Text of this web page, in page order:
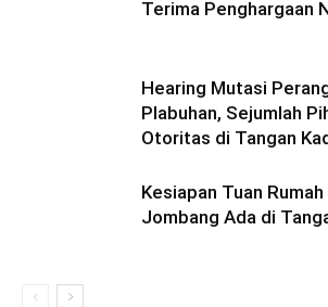
Terima Penghargaan
Hearing Mutasi
Plabuhan, Sejumlah
Otoritas di Tangan
Kesiapan Tuan
Jombang Ada di